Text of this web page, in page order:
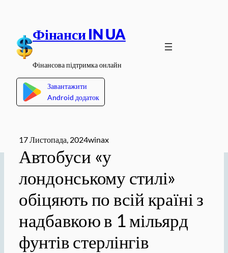
вмісту
Фінанси IN UA
Фінансова підтримка онлайн
Завантажити
Android додаток
17 Листопада, 2024winax
Автобуси «у
лондонському стилі»
обіцяють по всій країні з
надбавкою в 1 мільярд
фунтів стерлінгів